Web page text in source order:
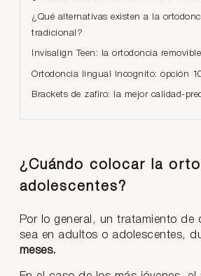
¿Qué alternativas existen a la
tradicional?
Invisalign Teen: la ortodoncia removible
Ortodoncia lingual Incognito: opción
Brackets de zafiro: la mejor calidad-
¿Cuándo colocar la
adolescentes?
Por lo general, un tratamiento de
sea en adultos o adolescentes,
meses.